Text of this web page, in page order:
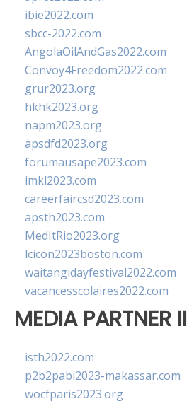
ibie2022.com
sbcc-2022.com
AngolaOilAndGas2022.com
Convoy4Freedom2022.com
grur2023.org
hkhk2023.org
napm2023.org
apsdfd2023.org
forumausape2023.com
imkl2023.com
careerfaircsd2023.com
apsth2023.com
MedItRio2023.org
lcicon2023boston.com
waitangidayfestival2022.com
vacancesscolaires2022.com
MEDIA PARTNER II
isth2022.com
p2b2pabi2023-makassar.com
wocfparis2023.org